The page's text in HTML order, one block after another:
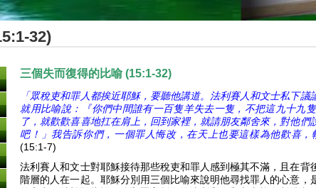
32)
三個失而復得的比喻(15:1-32)
「眾稅吏和罪人都挨近耶穌，要聽他講道。法利賽人和文士私下
就用比喻說：『你們中間誰有一百隻羊失去一隻，不把這九十九
了，就歡歡喜喜地扛在肩上，回到家裡，就請朋友鄰舍來，對他
吧！」我告訴你們，一個罪人悔改，在天上也要這樣為他歡喜，
(15:1-7)
法利賽人和文士對耶穌接待那些稅吏和罪人感到極其不滿，且在
階層的人在一起。耶穌分別用三個比喻來說明他尋找罪人的心意